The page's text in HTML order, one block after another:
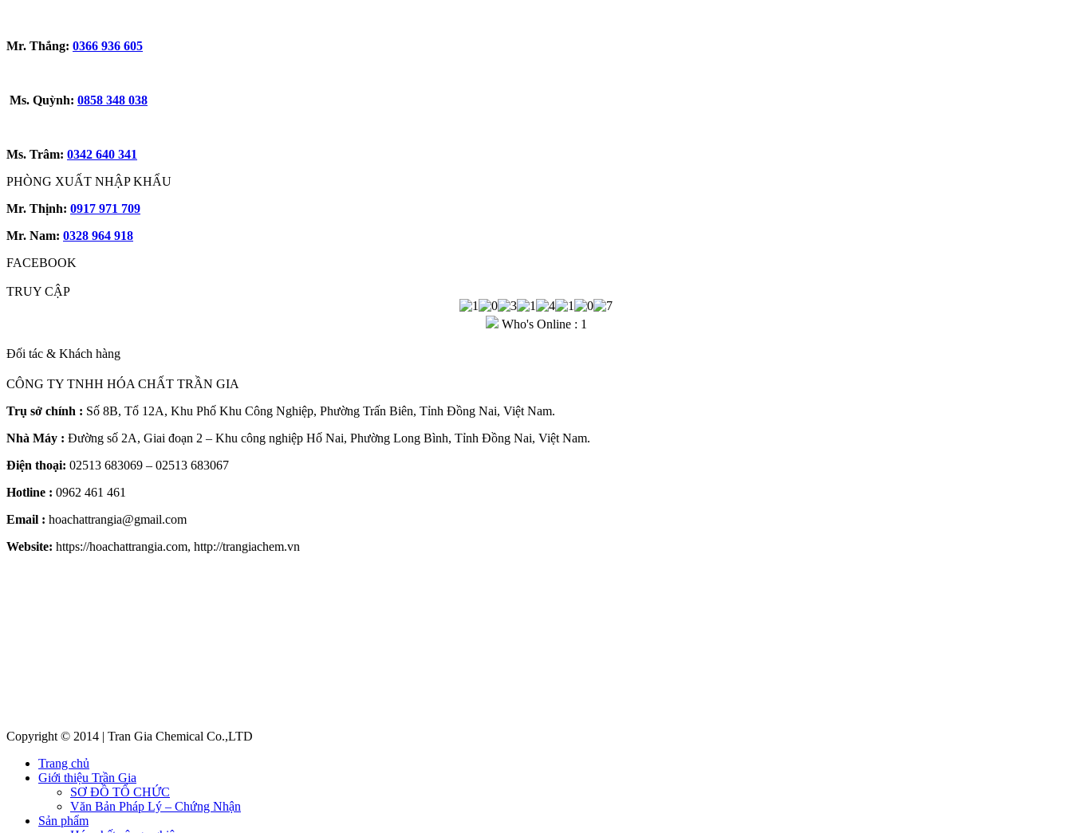
Mr. Thắng: 0366 936 605
Ms. Quỳnh: 0858 348 038
Ms. Trâm: 0342 640 341
PHÒNG XUẤT NHẬP KHẨU
Mr. Thịnh: 0917 971 709
Mr. Nam: 0328 964 918
FACEBOOK
TRUY CẬP
Who's Online : 1
Đối tác & Khách hàng
CÔNG TY TNHH HÓA CHẤT TRẦN GIA
Trụ sở chính : Số 8B, Tổ 12A, Khu Phố Khu Công Nghiệp, Phường Trấn Biên, Tỉnh Đồng Nai, Việt Nam.
Nhà Máy : Đường số 2A, Giai đoạn 2 – Khu công nghiệp Hố Nai, Phường Long Bình, Tỉnh Đồng Nai, Việt Nam.
Điện thoại: 02513 683069 – 02513 683067
Hotline : 0962 461 461
Email : hoachattrangia@gmail.com
Website: https://hoachattrangia.com, http://trangiachem.vn
Copyright © 2014 | Tran Gia Chemical Co.,LTD
Trang chủ
Giới thiệu Trần Gia
SƠ ĐỒ TỔ CHỨC
Văn Bản Pháp Lý – Chứng Nhận
Sản phẩm